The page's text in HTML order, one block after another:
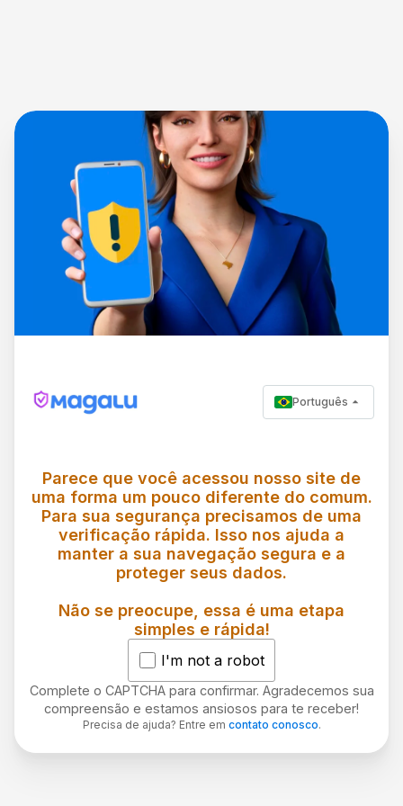
Português
Parece que você acessou nosso site de
uma forma um pouco diferente do comum.
Para sua segurança precisamos de uma
verificação rápida. Isso nos ajuda a
manter a sua navegação segura e a
proteger seus dados.
Não se preocupe, essa é uma etapa
simples e rápida!
I'm not a robot
Complete o CAPTCHA para confirmar. Agradecemos sua
compreensão e estamos ansiosos para te receber!
Precisa de ajuda? Entre em contato conosco.